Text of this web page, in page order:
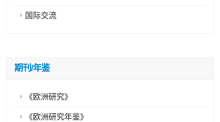
国际交流
期刊/年鉴
《欧洲研究》
《欧洲研究年鉴》